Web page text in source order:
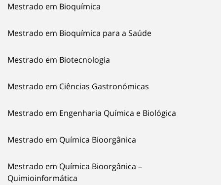
Mestrado em Bioquímica
Mestrado em Bioquímica para a Saúde
Mestrado em Biotecnologia
Mestrado em Ciências Gastronómicas
Mestrado em Engenharia Química e Biológica
Mestrado em Química Bioorgânica
Mestrado em Química Bioorgânica –
Quimioinformática